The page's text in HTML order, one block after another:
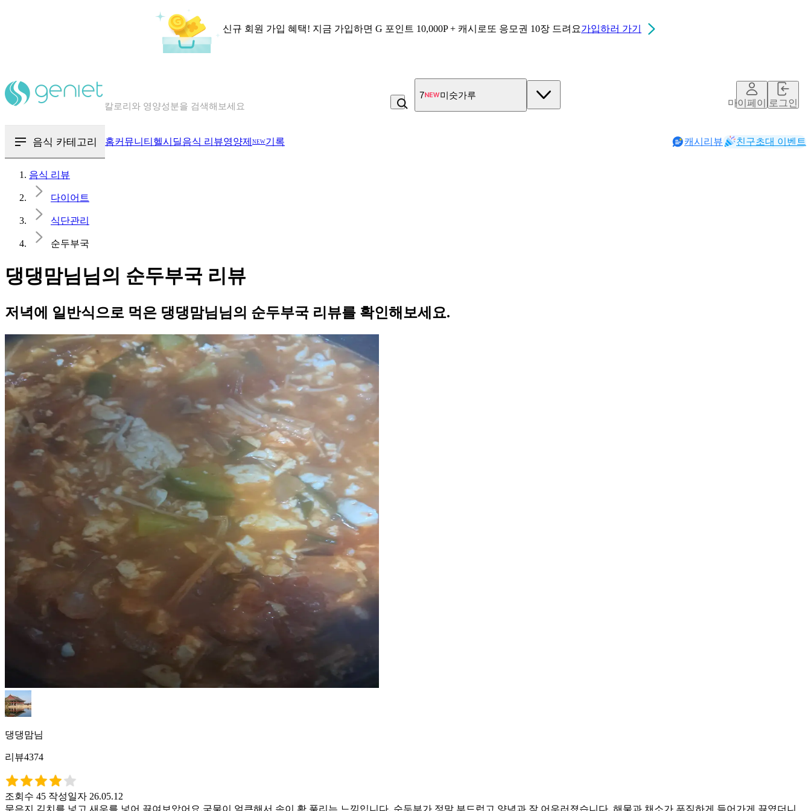
신규 회원 가입 혜택! 지금 가입하면 G 포인트 10,000P + 캐시로또 응모권 10장 드려요가입하러 가기
혈당 · 다이어트 음식 검색해보세요
7 미숫가루
마이페이지로그인
음식 카테고리 홈커뮤니티 헬시딜음식 리뷰영양제 NEW기록 캐시리뷰 친구초대 이벤트
음식 리뷰
다이어트
식단관리
순두부국
댕댕맘님님의 순두부국 리뷰
저녁에 일반식으로 먹은 댕댕맘님님의 순두부국 리뷰를 확인해보세요.
댕댕맘님
리뷰4374
조회수 45 작성일자 26.05.12
묵은지 김치를 넣고 새우를 넣어 끓여보았어요.국물이 얼큰해서 속이 확 풀리는 느낌입니다. 순두부가 정말 부드럽고 양념과 잘 어우러졌습니다. 해물과 채소가 푸짐하게 들어가게 끓였더니